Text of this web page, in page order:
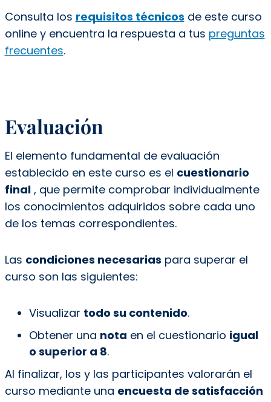
Consulta los requisitos técnicos de este curso
online y encuentra la respuesta a tus preguntas
frecuentes.
Evaluación
El elemento fundamental de evaluación
establecido en este curso es el cuestionario
final, que permite comprobar individualmente
los conocimientos adquiridos sobre cada uno
de los temas correspondientes.
Las condiciones necesarias para superar el
curso son las siguientes:
Visualizar todo su contenido.
Obtener una nota en el cuestionario igual
o superior a 8.
Al finalizar, los y las participantes valorarán el
curso mediante una encuesta de satisfacción